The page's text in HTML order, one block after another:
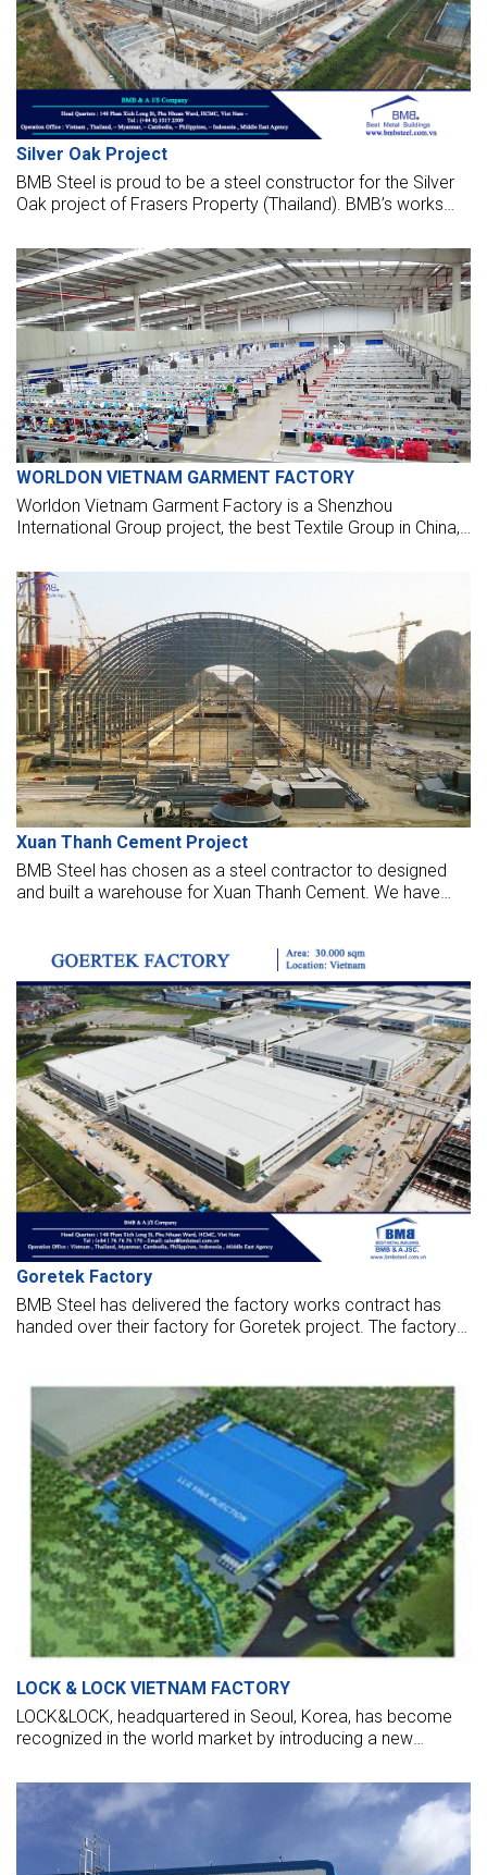
Silver Oak Project
BMB Steel is proud to be a steel constructor for the Silver
Oak project of Frasers Property (Thailand). BMB’s works
located in Thailand.
WORLDON VIETNAM GARMENT FACTORY
Worldon Vietnam Garment Factory is a Shenzhou
International Group project, the best Textile Group in China,
this project 140 million dollars, using 45 hectares of land in
Southeast Industrial Park to establish a center for fashion
design and manufacture of high-end garments.
Xuan Thanh Cement Project
BMB Steel has chosen as a steel contractor to designed
and built a warehouse for Xuan Thanh Cement. We have
Goretek Factory
BMB Steel has delivered the factory works contract has
handed over their factory for Goretek project. The factory
LOCK & LOCK VIETNAM FACTORY
LOCK&LOCK, headquartered in Seoul, Korea, has become
recognized in the world market by introducing a new
Lock&Lock, with a 4-sided locking mechanism.